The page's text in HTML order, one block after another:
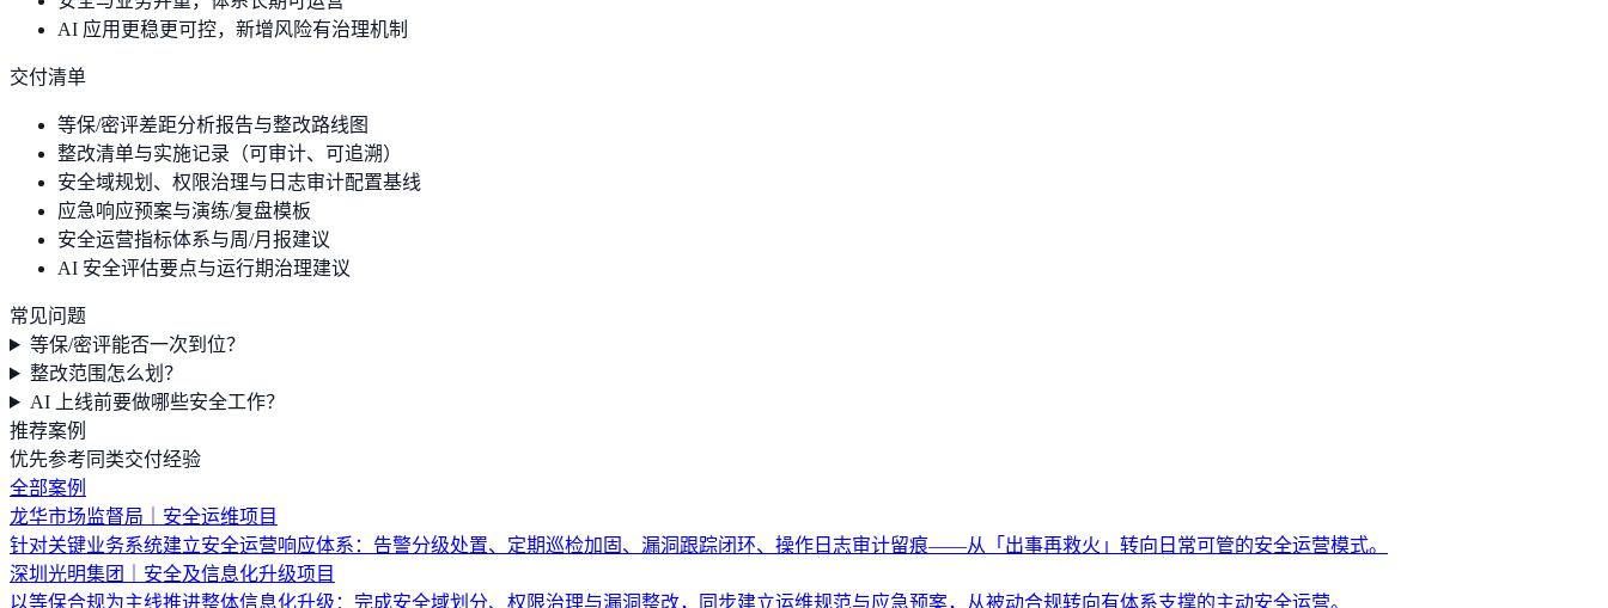
AI 应用更稳更可控，新增风险有治理机制
交付清单
等保/密评差距分析报告与整改路线图
整改清单与实施记录（可审计、可追溯）
安全域规划、权限治理与日志审计配置基线
应急响应预案与演练/复盘模板
安全运营指标体系与周/月报建议
AI 安全评估要点与运行期治理建议
常见问题
等保/密评能否一次到位？
整改范围怎么划？
AI 上线前要做哪些安全工作？
推荐案例
优先参考同类交付经验
全部案例
龙华市场监督局｜安全运维项目
针对关键业务系统建立安全运营响应体系：告警分级处置、定期巡检加固、漏洞跟踪闭环、操作日志审计留痕——从「出事再救火」转向日常可管的安全运营模式。
深圳光明集团｜安全及信息化升级项目
以等保合规为主线推进整体信息化升级：完成安全域划分、权限治理与漏洞整改，同步建立运维规范与应急预案，从被动合规转向有体系支撑的主动安全运营。